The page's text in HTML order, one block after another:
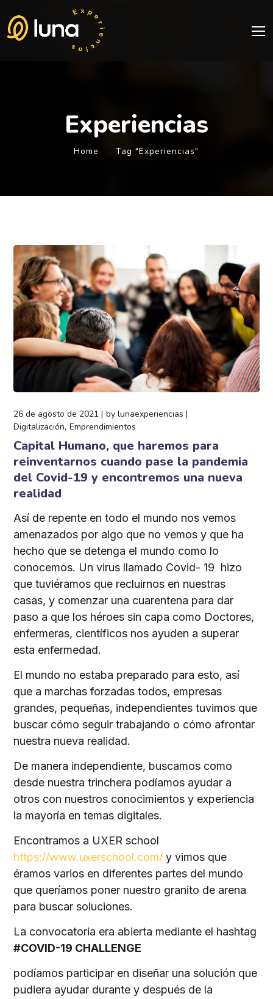
Experiencias
Home Tag "Experiencias"
26 de agosto de 2021 bylunaexperiencias
Digitalización Emprendimientos
Capital Humano, que haremos para
reinventarnos cuando pase la pandemia
del Covid-19 y encontremos una nueva
realidad
Así de repente en todo el mundo nos vemos
amenazados por algo que no vemos y que ha
hecho que se detenga el mundo como lo
conocemos. Un virus llamado Covid- 19 hizo
que tuviéramos que recluirnos en nuestras
casas, y comenzar una cuarentena para dar
paso a que los héroes sin capa como Doctores,
enfermeras, científicos nos ayuden a superar
esta enfermedad.
El mundo no estaba preparado para esto, así
que a marchas forzadas todos, empresas
grandes, pequeñas, independientes tuvimos que
buscar cómo seguir trabajando o cómo afrontar
nuestra nueva realidad.
De manera independiente, buscamos como
desde nuestra trinchera podíamos ayudar a
otros con nuestros conocimientos y experiencia
la mayoría en temas digitales.
Encontramos a UXER school
https://www.uxerschool.com/ y vimos que
éramos varios en diferentes partes del mundo
que queríamos poner nuestro granito de arena
para buscar soluciones.
La convocatoria era abierta mediante el hashtag
#COVID-19 CHALLENGE
podíamos participar en diseñar una solución que
pudiera ayudar durante y después de la